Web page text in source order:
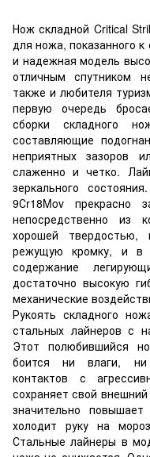
Нож складной Critical
для ножа, показанного
и надежная модель
отличным спутником
также и любителя
первую очередь
сборки складного
составляющие
неприятных зазоров
слаженно и четко.
зеркального
9Сr18Mov прекрасно
непосредственно из
хорошей твердостью,
режущую кромку, и в
содержание
достаточно высокую
механические
Рукоять складного
стальных лайнеров с
Этот полюбившийся
боится ни влаги, ни
контактов с
сохраняет свой
значительно
холодит руку на
Стальные лайнеры в